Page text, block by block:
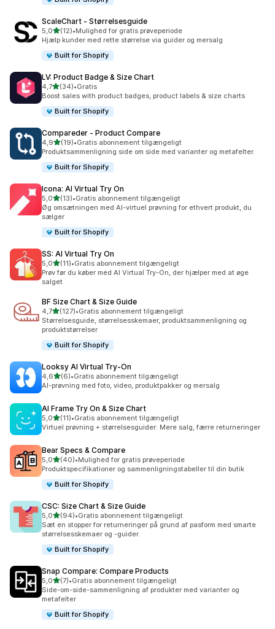
ScaleChart ‑ Størrelsesguide
5,0ud af 5 stjerner
(12)
12 anmeldelser i alt
•Mulighed for gratis prøveperiode
Hjælp kunder med rette størrelse via guider og mersalg
Built for Shopify
LV: Product Badge & Size Chart
4,7ud af 5 stjerner
(34)
34 anmeldelser i alt
•Gratis
Boost sales with product badges, product labels & size charts
Built for Shopify
Compareder ‑ Product Compare
4,9ud af 5 stjerner
(19)
19 anmeldelser i alt
•Gratis abonnement tilgængeligt
Produktsammenligning side om side med varianter og metafelter.
Built for Shopify
Icona: AI Virtual Try On
5,0ud af 5 stjerner
(13)
13 anmeldelser i alt
•Gratis abonnement tilgængeligt
Øg omsætningen med AI-virtuel prøvning for ethvert produkt, du
sælger
Built for Shopify
SS: AI Virtual Try On
5,0ud af 5 stjerner
(11)
11 anmeldelser i alt
•Gratis abonnement tilgængeligt
Prøv før du køber med AI Virtual Try-On, der hjælper med at øge
salget
BF Size Chart & Size Guide
4,7ud af 5 stjerner
(127)
127 anmeldelser i alt
•Gratis abonnement tilgængeligt
Størrelsesguide, størrelsesskemaer, produktsammenligning og
produktstørrelser
Built for Shopify
Looksy AI Virtual Try‑On
4,6ud af 5 stjerner
(6)
6 anmeldelser i alt
•Gratis abonnement tilgængeligt
AI-prøvning med foto, video, produktpakker og mersalg
AI Frame Try On & Size Chart
5,0ud af 5 stjerner
(11)
11 anmeldelser i alt
•Gratis abonnement tilgængeligt
Virtuel prøvning + størrelsesguider: Mere salg, færre returneringer
Bear Specs & Compare
5,0ud af 5 stjerner
(40)
40 anmeldelser i alt
•Mulighed for gratis prøveperiode
Produktspecifikationer og sammenligningstabeller til din butik
Built for Shopify
CSC: Size Chart & Size Guide
5,0ud af 5 stjerner
(94)
94 anmeldelser i alt
•Gratis abonnement tilgængeligt
Sæt en stopper for returneringer på grund af pasform med smarte
størrelsesskemaer og -guider.
Built for Shopify
Snap Compare: Compare Products
5,0ud af 5 stjerner
(7)
7 anmeldelser i alt
•Gratis abonnement tilgængeligt
Side-om-side-sammenligning af produkter med varianter og
metafelter
Built for Shopify